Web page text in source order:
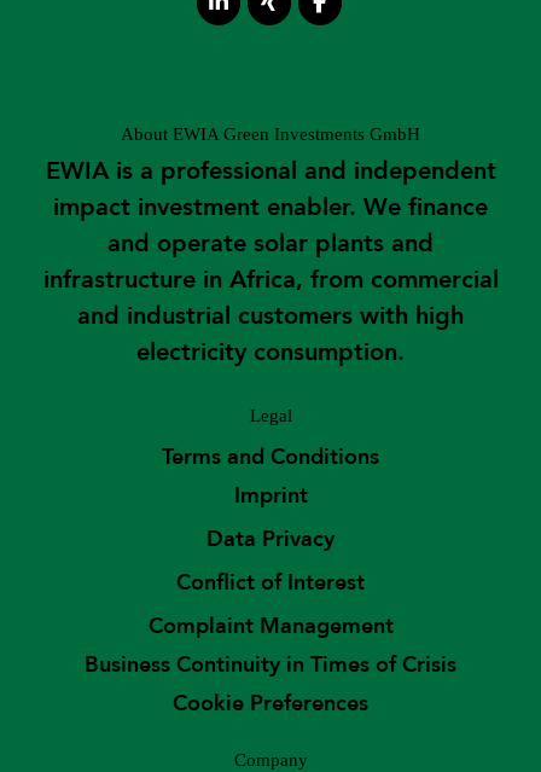
About EWIA Green Investments GmbH
EWIA is a professional and independent
impact investment enabler. We finance
and operate solar plants and
infrastructure in Africa, from commercial
and industrial customers with high
electricity consumption.
Legal
Terms and Conditions
Imprint
Data Privacy
Conflict of Interest
Complaint Management
Business Continuity in Times of Crisis
Cookie Preferences
Company